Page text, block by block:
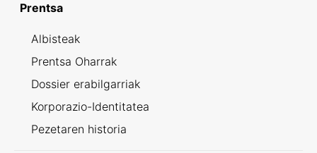
Prentsa
Albisteak
Prentsa Oharrak
Dossier erabilgarriak
Korporazio-Identitatea
Pezetaren historia